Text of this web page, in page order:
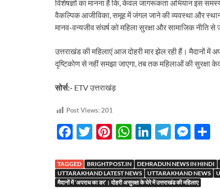
विशेषज्ञों का मानना है कि, केवल जागरूकता अभियान इस
वैकल्पिक आजीविका, समूह में जंगल जाने की व्यवस्था और
मानव-वन्यजीव संघर्ष को महिला सुरक्षा और सामाजिक
उत्तराखंड की महिलाएं आज दोहरी मार झेल रही हैं।
दृष्टिकोण से नहीं समझा जाएगा, तब तक महिलाओं की सुरक्षा
सोर्स:- ETV उत्तराखंड़
Post Views:201
F
e
b
T
itt
er
Pi
er
es
W
at
s
Li
k
e
T
e
gr
M
se
n e
TAGGED BRIGHTPOST.IN DEHRADUN NEWS IN HINDI
UTTARAKHAND LATEST NEWS
UTTARAKHAND NEWS
मैदानों में ‘अपराध का डर’। दोहरी असुरक्षा के घेरे में उत्तराखंड की महिलाए